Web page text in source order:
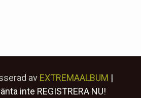
av EXTREMAALBUM |
inte REGISTRERA NU!